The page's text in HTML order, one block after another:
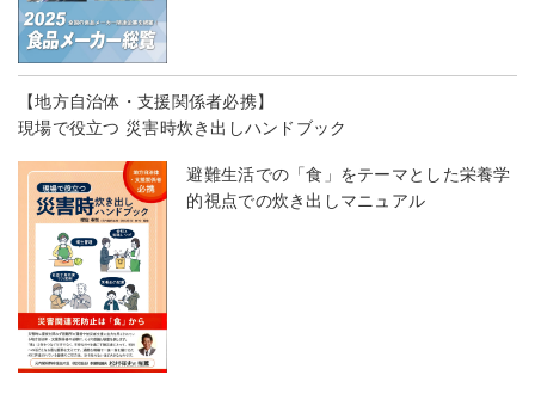
【地方自治体・支援関係者必携】
現場で役立つ 災害時炊き出しハンドブック
避難生活での「食」をテーマとした栄養学
的視点での炊き出しマニュアル